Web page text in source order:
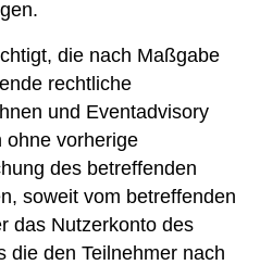
die nach Maßgabe
rechtliche
und Eventadvisory
ohne vorherige
des betreffenden
soweit vom betreffenden
das Nutzerkonto des
die den Teilnehmer nach